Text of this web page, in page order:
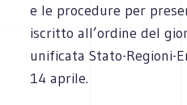
e le procedure per
iscritto all’ordine del
unificata Stato-Regioni-
14 aprile.